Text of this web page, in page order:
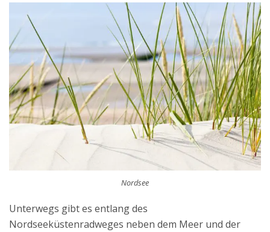
Nordsee
Unterwegs gibt es entlang des
Nordseeküstenradweges neben dem Meer und der